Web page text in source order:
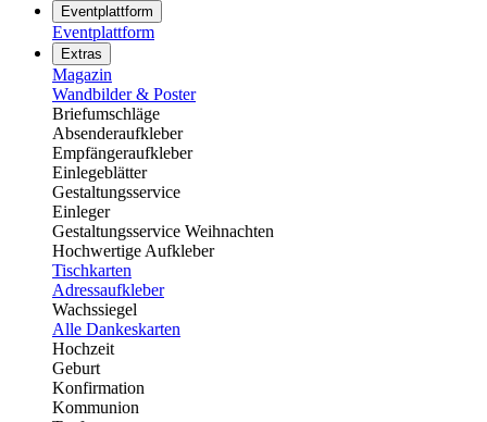
Eventplattform
Eventplattform
Extras
Magazin
Wandbilder & Poster
Briefumschläge
Absenderaufkleber
Empfängeraufkleber
Einlegeblätter
Gestaltungsservice
Einleger
Gestaltungsservice Weihnachten
Hochwertige Aufkleber
Tischkarten
Adressaufkleber
Wachssiegel
Alle Dankeskarten
Hochzeit
Geburt
Konfirmation
Kommunion